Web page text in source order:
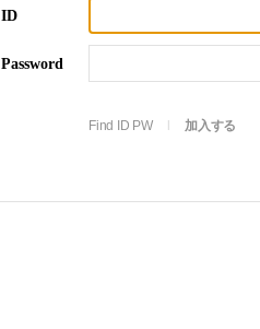
ID
Password
Find ID PW 加入する